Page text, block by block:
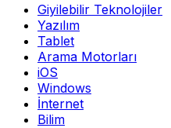
Giyilebilir Teknolojiler
Yazılım
Tablet
Arama Motorları
iOS
Windows
İnternet
Bilim